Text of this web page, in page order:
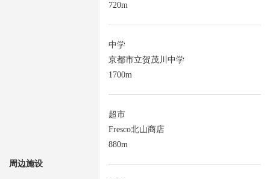
周边施设
720m
中学
京都市立贺茂川中学
1700m
超市
Fresco北山商店
880m